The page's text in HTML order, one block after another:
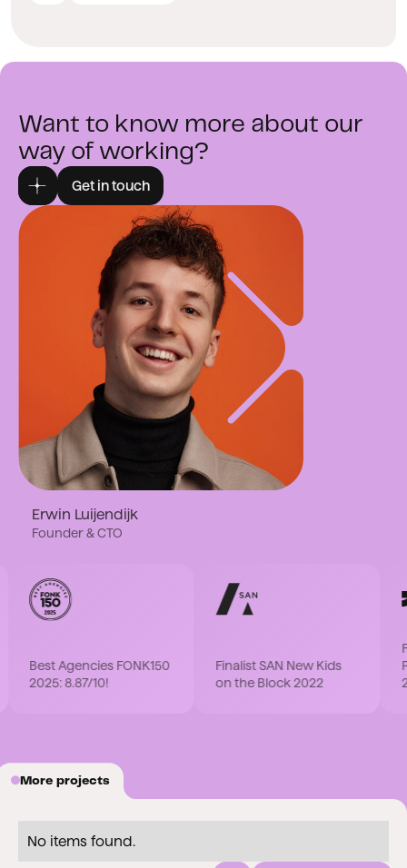
Want to know more about our
way of working?
Get in touch
Erwin Luijendijk
Founder & CTO
Best Agencies FONK150
2025: 8.87/10!
Finalist SAN New Kids
on the Block 2022
More projects
No items found.